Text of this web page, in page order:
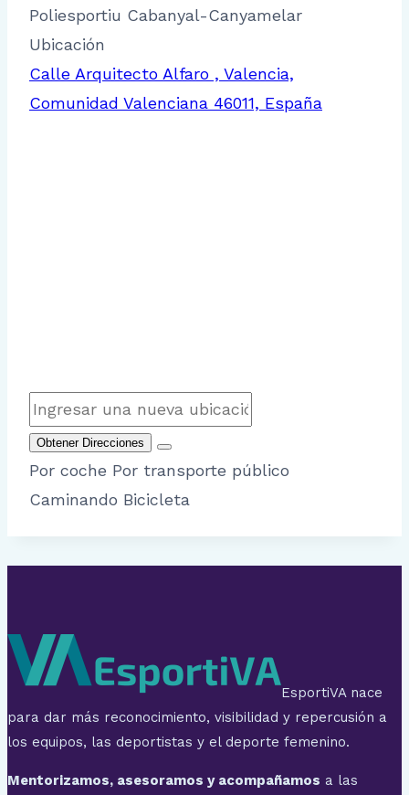
Poliesportiu Cabanyal-Canyamelar
Ubicación
Calle Arquitecto Alfaro , Valencia,
Comunidad Valenciana 46011, España
Obtener Direcciones
Por coche Por transporte público
Caminando Bicicleta
EsportiVA nace
para dar más reconocimiento, visibilidad y repercusión a
los equipos, las deportistas y el deporte femenino.
Mentorizamos, asesoramos y acompañamos a las